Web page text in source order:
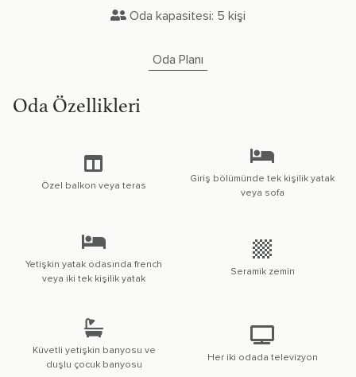
Oda kapasitesi: 5 kişi
Oda Planı
Oda Özellikleri
Özel balkon veya teras
Giriş bölümünde tek kişilik yatak
veya sofa
Yetişkin yatak odasında french
veya iki tek kişilik yatak
Seramik zemin
Küvetli yetişkin banyosu ve
duşlu çocuk banyosu
Her iki odada televizyon